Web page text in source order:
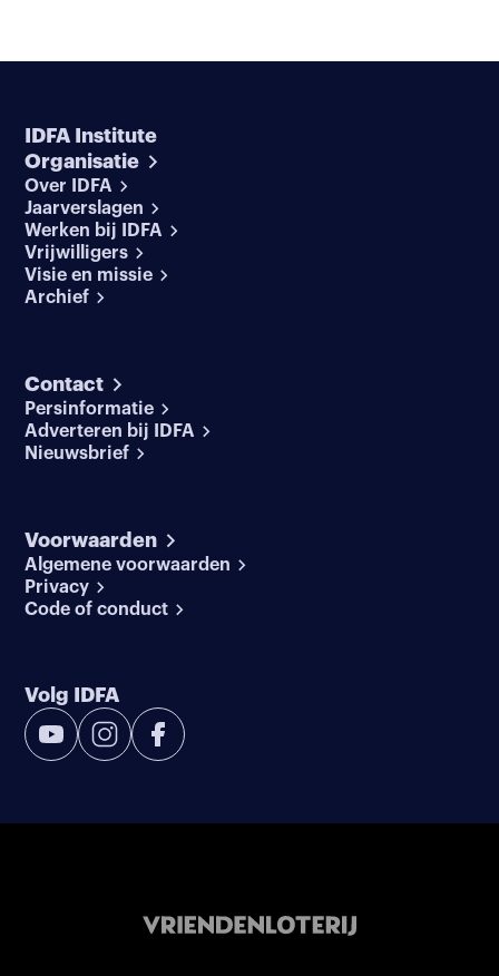
IDFA Institute
Organisatie
Over IDFA
Jaarverslagen
Werken bij IDFA
Vrijwilligers
Visie en missie
Archief
Contact
Persinformatie
Adverteren bij IDFA
Nieuwsbrief
Voorwaarden
Algemene voorwaarden
Privacy
Code of conduct
Volg IDFA